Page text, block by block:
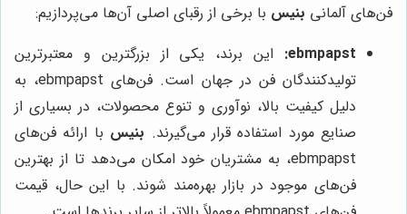
فن‌های آلمانی بنیس با برخی از رقبای اصلی آن‌ها می‌پردازیم:
ebmpapst:
این برند، یکی از بزرگترین و معتبرترین
تولیدکنندگان فن در جهان است. فن‌های ebmpapst، به
دلیل کیفیت بالا، نوآوری و تنوع محصولات، در بسیاری از
صنایع مورد استفاده قرار می‌گیرند. بنیس با ارائه فن‌های
ebmpapst، به مشتریان خود امکان می‌دهد تا از بهترین
فن‌های موجود در بازار بهره‌مند شوند. با این حال، قیمت